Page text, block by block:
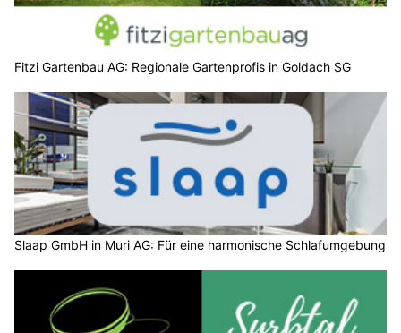
Fitzi Gartenbau AG: Regionale Gartenprofis in Goldach SG
Slaap GmbH in Muri AG: Für eine harmonische Schlafumgebung